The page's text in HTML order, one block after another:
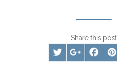
Share this post